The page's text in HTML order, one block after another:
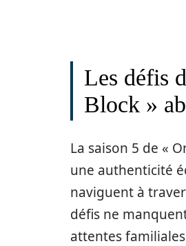
Les défis
Block »
La saison 5 de «
une authenticité
naviguent à
défis ne
attentes